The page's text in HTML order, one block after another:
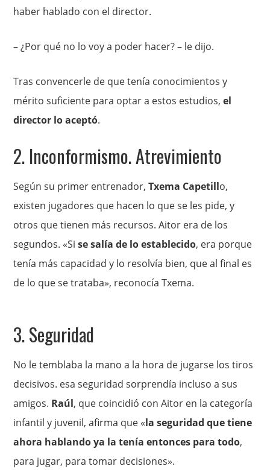
haber hablado con el director.
– ¿Por qué no lo voy a poder hacer? – le dijo.
Tras convencerle de que tenía conocimientos y
mérito suficiente para optar a estos estudios, el
director lo aceptó.
2. Inconformismo. Atrevimiento
Según su primer entrenador,Txema Capetillo,
existen jugadores que hacen lo que se les pide, y
otros que tienen más recursos. Aitor era de los
segundos. «Sise salía de lo establecido, era porque
tenía más capacidad y lo resolvía bien, que al final es
de lo que se trataba», reconocía Txema.
3. Seguridad
No le temblaba la mano a la hora de jugarse los tiros
decisivos. esa seguridad sorprendía incluso a sus
amigos. Raúl, que coincidió con Aitor en la categoría
infantil y juvenil, afirma que «la seguridad que tiene
ahora hablando ya la tenía entonces para todo,
para jugar, para tomar decisiones».